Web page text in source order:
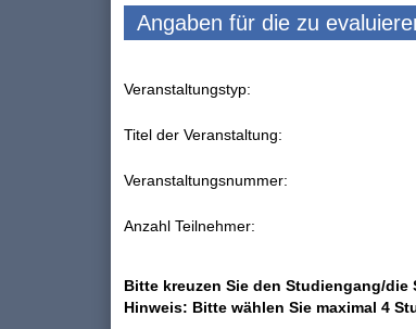
Angaben für die zu
Veranstaltungstyp:
Titel der Veranstaltung:
Veranstaltungsnummer:
Anzahl Teilnehmer:
Bitte kreuzen Sie den Studiengang/
Hinweis: Bitte wählen Sie maximal 4